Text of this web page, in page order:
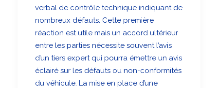
verbal de contrôle technique indiquant de
nombreux défauts. Cette première
réaction est utile mais un accord ultérieur
entre les parties nécessite souvent l’avis
d’un tiers expert qui pourra émettre un avis
éclairé sur les défauts ou non-conformités
du véhicule. La mise en place d’une